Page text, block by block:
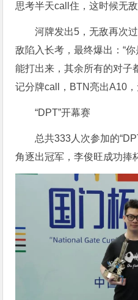
思考半天call住，这时候无
河牌发出5，无敌再次
敌陷入长考，最终爆出：“
能打出来，其余所有的对子
记分牌call，BTN亮出A10，
“DPT”开幕赛
总共333人次参加的
角逐出冠军，李俊旺成功捧